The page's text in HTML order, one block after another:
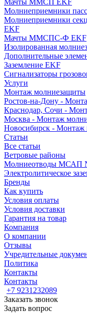
Мачты ММСП EKF
Молниеприемники
Молниеприемники
EKF
Мачты ММСПС-Ф EKF
Изолированная
Дополнительные
Заземление EKF
Сигнализаторы
Услуги
Монтаж молниезащиты
Ростов-на-Дону -
Краснодар, Сочи -
Москва - Монтаж
Новосибирск - Монтаж
Статьи
Все статьи
Ветровые районы
Молниеотводы МСАП
Электролитическое
Бренды
Как купить
Условия оплаты
Условия доставки
Гарантия на товар
Компания
О компании
Отзывы
Учредительные
Политика
Контакты
Контакты
+7 9231232089
Заказать звонок
Задать вопрос